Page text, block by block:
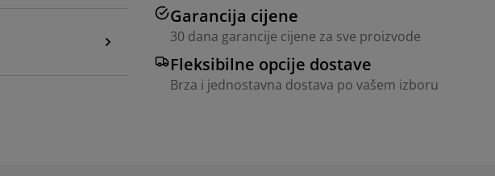
Garancija cijene
30 dana garancije cijene za sve proizvode
Fleksibilne opcije dostave
Brza i jednostavna dostava po vašem izboru